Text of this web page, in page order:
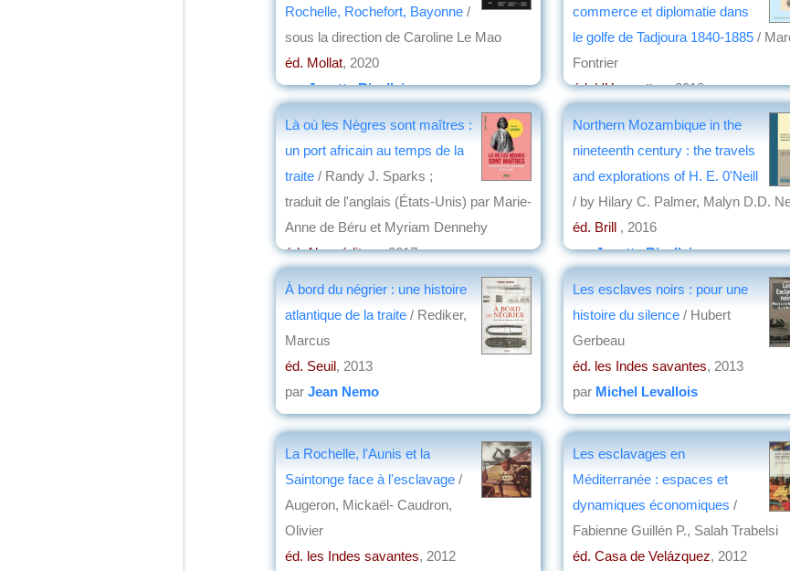
Rochelle, Rochefort, Bayonne /
sous la direction de Caroline Le Mao
éd. Mollat, 2020
parJosette Rivallain
commerce et diplomatie dans
le golfe de Tadjoura 1840-1885 /
Fontrier
éd. L'Harmattan, 2018
Là où les Nègres sont maîtres :
un port africain au temps de la
traite / Randy J. Sparks ;
traduit de l'anglais (États-Unis) par Marie-
Anne de Béru et Myriam Dennehy
éd. Alma éditeur, 2017
par
Northern Mozambique in the
nineteenth century : the travels
and explorations of H. E. 0'Neill
/ by Hilary C. Palmer, Malyn D.D.
éd. Brill , 2016
parJosette Rivallain
À bord du négrier : une histoire
atlantique de la traite / Rediker,
Marcus
éd. Seuil, 2013
par Jean Nemo
Les esclaves noirs : pour une
histoire du silence / Hubert
Gerbeau
éd. les Indes savantes, 2013
par Michel Levallois
La Rochelle, l'Aunis et la
Saintonge face à l'esclavage /
Augeron, Mickaël- Caudron,
Olivier
éd. les Indes savantes, 2012
Les esclavages en
Méditerranée : espaces et
dynamiques économiques /
Fabienne Guillén P., Salah Trabelsi
éd. Casa de Velázquez, 2012